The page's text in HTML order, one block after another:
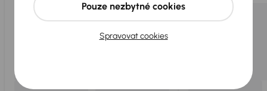
Spravovat cookies
Pouze nezbytné cookies